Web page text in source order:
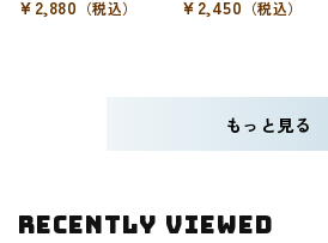
¥2,880 （税込） ¥2,450 （税込）
もっと見る
RECENTLY VIEWED